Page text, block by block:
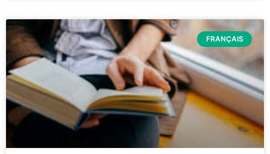
FRANÇAIS